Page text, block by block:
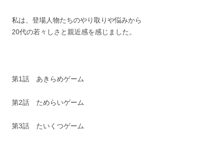
私は、登場人物たちのやり取りや悩みから
20代の若々しさと親近感を感じました。
第1話 あきらめゲーム
第2話 ためらいゲーム
第3話 たいくつゲーム